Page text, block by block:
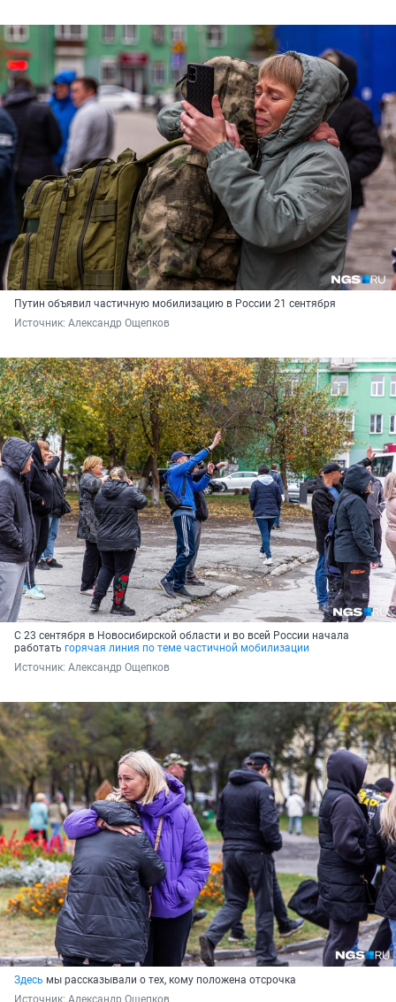
Путин объявил частичную мобилизацию в России 21 сентября
Источник: Александр Ощепков
С 23 сентября в Новосибирской области и во всей России начала
работать горячая линия по теме частичной мобилизации
Источник: Александр Ощепков
Здесь мы рассказывали о тех, кому положена отсрочка
Источник: Александр Ощепков